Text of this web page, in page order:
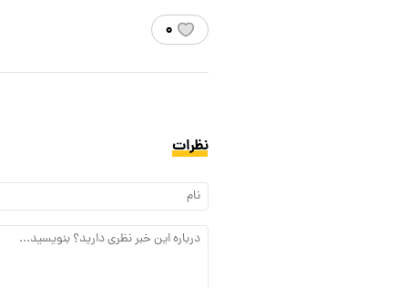
۰
نظرات